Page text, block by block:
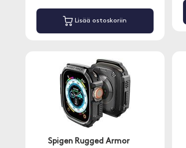
Lisää ostoskoriin
Spigen Rugged Armor